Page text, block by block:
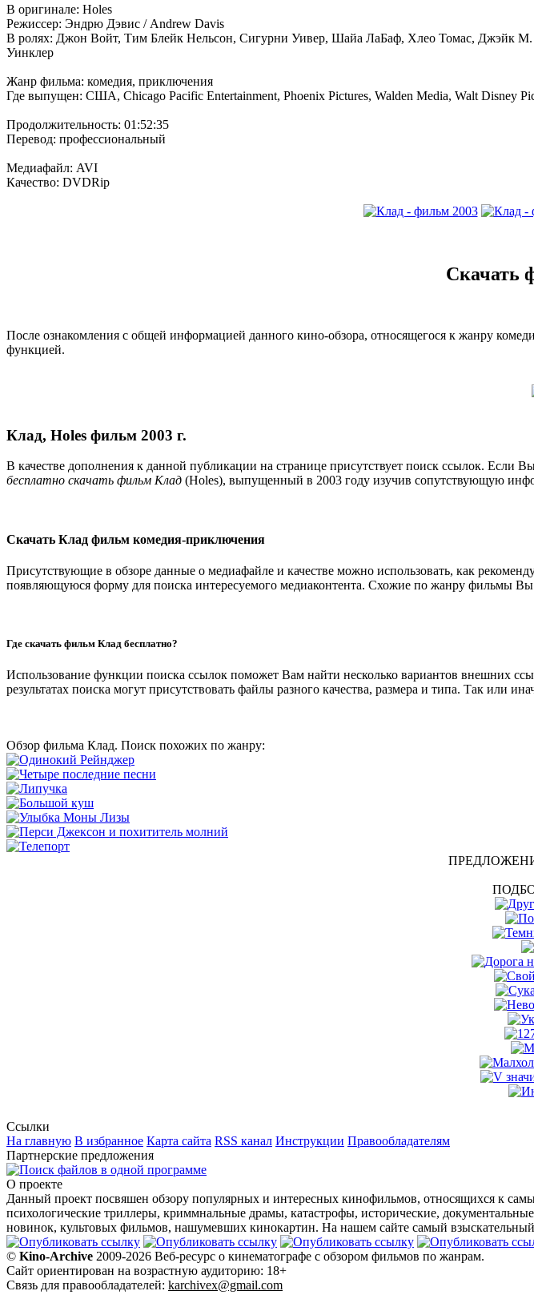
В оригинале: Holes
Режиссер: Эндрю Дэвис / Andrew Davis
В ролях: Джон Войт, Тим Блейк Нельсон, Сигурни Уивер, Шайа ЛаБаф, Хлео Томас, Джэйк
Уинклер
Жанр фильма: комедия, приключения
Где выпущен: США, Chicago Pacific Entertainment, Phoenix Pictures, Walden Media, Walt Disney
Продолжительность: 01:52:35
Перевод: профессиональный
Медиафайл: AVI
Качество: DVDRip
Скачать
После ознакомления с общей информацией данного кино-обзора, относящегося к жанру
функцией.
Клад, Holes фильм 2003 г.
В качестве дополнения к данной публикации на странице присутствует поиск ссылок. Если
бесплатно скачать фильм Клад (Holes), выпущенный в 2003 году изучив сопутствующую
Скачать Клад фильм комедия-приключения
Присутствующие в обзоре данные о медиафайле и качестве можно использовать, как
появляющуюся форму для поиска интересуемого медиаконтента. Схожие по жанру фильмы
Где скачать фильм Клад бесплатно?
Использование функции поиска ссылок поможет Вам найти несколько вариантов внешних
результатах поиска могут присутствовать файлы разного качества, размера и типа. Так или
Обзор фильма Клад. Поиск похожих по жанру:
Ссылки
На главную В избранное Карта сайта RSS канал Инструкции Правообладателям
Партнерские предложения
О проекте
Данный проект посвяшен обзору популярных и интересных кинофильмов, относящихся к
психологические триллеры, криммнальные драмы, катастрофы, исторические,
новинок, культовых фильмов, нашумевших кинокартин. На нашем сайте самый взыскательный
© Kino-Archive 2009-2026 Веб-ресурс о кинематографе с обзором фильмов по жанрам.
Сайт ориентирован на возрастную аудиторию: 18+
Связь для правообладателей: karchivex@gmail.com